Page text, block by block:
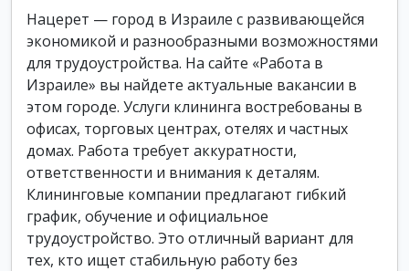
Нацерет — город в Израиле с развивающейся
экономикой и разнообразными возможностями
для трудоустройства. На сайте «Работа в
Израиле» вы найдете актуальные вакансии в
этом городе. Услуги клининга востребованы в
офисах, торговых центрах, отелях и частных
домах. Работа требует аккуратности,
ответственности и внимания к деталям.
Клининговые компании предлагают гибкий
график, обучение и официальное
трудоустройство. Это отличный вариант для
тех, кто ищет стабильную работу без